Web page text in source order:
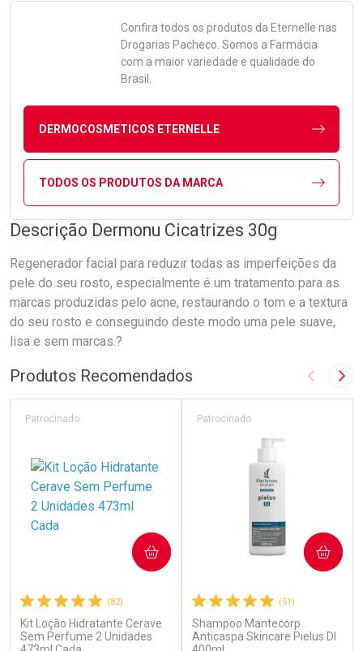
Confira todos os produtos da Eternelle nas
Drogarias Pacheco. Somos a Farmácia
com a maior variedade e qualidade do
Brasil.
DERMOCOSMETICOS ETERNELLE
TODOS OS PRODUTOS DA MARCA
Descrição Dermonu Cicatrizes 30g
Regenerador facial para reduzir todas as imperfeições da
pele do seu rosto, especialmente é um tratamento para as
marcas produzidas pelo acne, restaurando o tom e a textura
do seu rosto e conseguindo deste modo uma pele suave,
lisa e sem marcas.?
Produtos Recomendados Imagem
(82)
Kit Loção Hidratante Cerave
Sem Perfume 2 Unidades
Patrocinado
COMPRAR
(51)
Shampoo Mantecorp
Anticaspa Skincare Pielus DI
Patrocinado
COMPRAR